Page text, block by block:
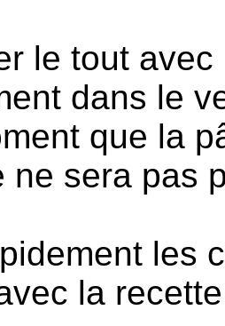
le tout
dans le
que la
ne sera pas
les
la